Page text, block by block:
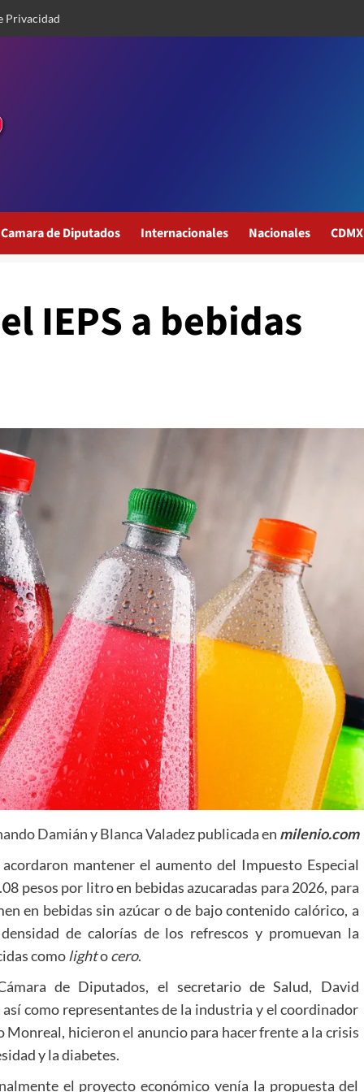
Privacidad
Camara de Diputados Internacionales Nacionales CDMX
IEPS a bebidas
DamiányBlanca Valadezpublicada en milenio.com
mantener el aumento del Impuesto Especial
pesos por litro en bebidas azucaradas para 2026, para
en bebidas sin azúcar o de bajo contenido calórico, a
de calorías de los refrescos y promuevan la
comolightocero.
de Diputados, el secretario de Salud, David
como representantes de la industria y el coordinador
hicieron el anuncio para hacer frente a la crisis
y la diabetes.
el proyecto económico venía la propuesta del